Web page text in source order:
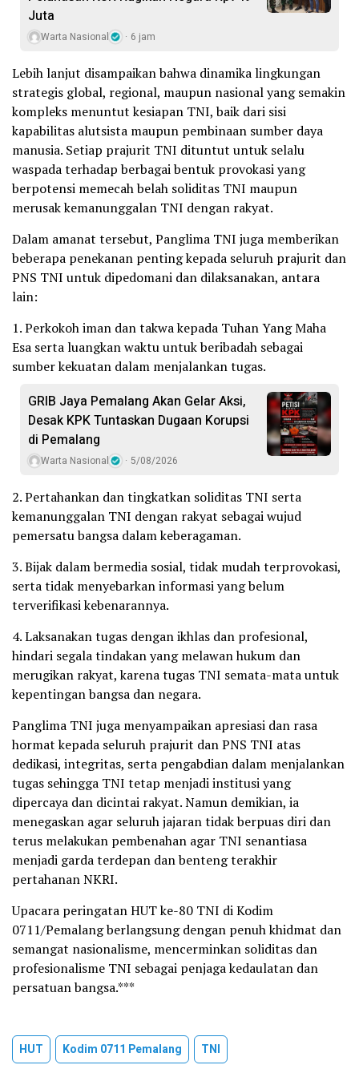
Juta
Warta Nasional 6 jam
Lebih lanjut disampaikan bahwa dinamika lingkungan
strategis global, regional, maupun nasional yang semakin
kompleks menuntut kesiapan TNI, baik dari sisi
kapabilitas alutsista maupun pembinaan sumber daya
manusia. Setiap prajurit TNI dituntut untuk selalu
waspada terhadap berbagai bentuk provokasi yang
berpotensi memecah belah soliditas TNI maupun
merusak kemanunggalan TNI dengan rakyat.
Dalam amanat tersebut, Panglima TNI juga memberikan
beberapa penekanan penting kepada seluruh prajurit dan
PNS TNI untuk dipedomani dan dilaksanakan, antara
lain:
1. Perkokoh iman dan takwa kepada Tuhan Yang Maha
Esa serta luangkan waktu untuk beribadah sebagai
sumber kekuatan dalam menjalankan tugas.
GRIB Jaya Pemalang Akan Gelar Aksi,
Desak KPK Tuntaskan Dugaan Korupsi
di Pemalang
Warta Nasional 5/08/2026
2. Pertahankan dan tingkatkan soliditas TNI serta
kemanunggalan TNI dengan rakyat sebagai wujud
pemersatu bangsa dalam keberagaman.
3. Bijak dalam bermedia sosial, tidak mudah terprovokasi,
serta tidak menyebarkan informasi yang belum
terverifikasi kebenarannya.
4. Laksanakan tugas dengan ikhlas dan profesional,
hindari segala tindakan yang melawan hukum dan
merugikan rakyat, karena tugas TNI semata-mata untuk
kepentingan bangsa dan negara.
Panglima TNI juga menyampaikan apresiasi dan rasa
hormat kepada seluruh prajurit dan PNS TNI atas
dedikasi, integritas, serta pengabdian dalam menjalankan
tugas sehingga TNI tetap menjadi institusi yang
dipercaya dan dicintai rakyat. Namun demikian, ia
menegaskan agar seluruh jajaran tidak berpuas diri dan
terus melakukan pembenahan agar TNI senantiasa
menjadi garda terdepan dan benteng terakhir
pertahanan NKRI.
Upacara peringatan HUT ke-80 TNI di Kodim
0711/Pemalang berlangsung dengan penuh khidmat dan
semangat nasionalisme, mencerminkan soliditas dan
profesionalisme TNI sebagai penjaga kedaulatan dan
persatuan bangsa.***
HUT Kodim 0711 Pemalang TNI